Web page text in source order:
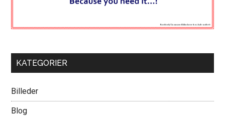
KATEGORIER
Billeder
Blog